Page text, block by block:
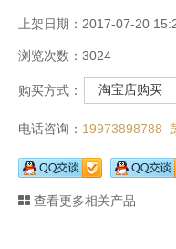
上架日期：2017-07-20
浏览次数：3024
购买方式： 淘宝店购买
电话咨询： 19973898788
查看更多相关产品